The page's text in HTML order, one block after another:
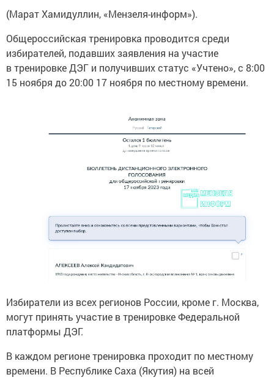
(Марат Хамидуллин, «Мензеля-информ»).
Общероссийская тренировка проводится среди
избирателей, подавших заявления на участие
в тренировке ДЭГ и получивших статус «Учтено», c 8:00
15 ноября до 20:00 17 ноября по местному времени.
Избиратели из всех регионов России, кроме г. Москва,
могут принять участие в тренировке Федеральной
платформы ДЭГ.
В каждом регионе тренировка проходит по местному
времени. В Республике Саха (Якутия) на всей